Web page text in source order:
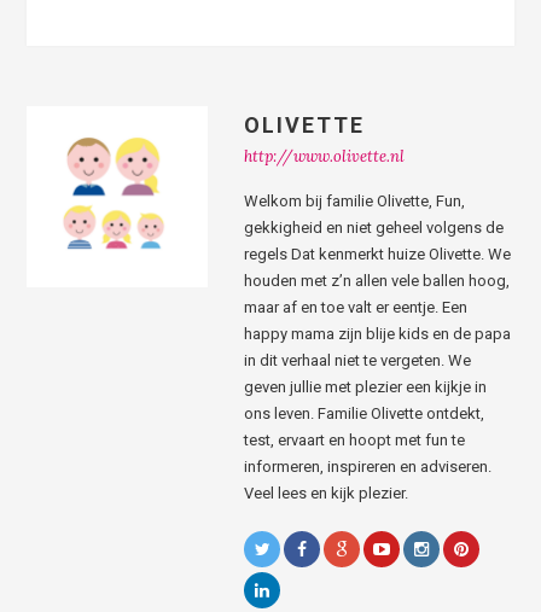
OLIVETTE
http://www.olivette.nl
Welkom bij familie Olivette, Fun,
gekkigheid en niet geheel volgens de
regels Dat kenmerkt huize Olivette. We
houden met z’n allen vele ballen hoog,
maar af en toe valt er eentje. Een
happy mama zijn blije kids en de papa
in dit verhaal niet te vergeten. We
geven jullie met plezier een kijkje in
ons leven. Familie Olivette ontdekt,
test, ervaart en hoopt met fun te
informeren, inspireren en adviseren.
Veel lees en kijk plezier.